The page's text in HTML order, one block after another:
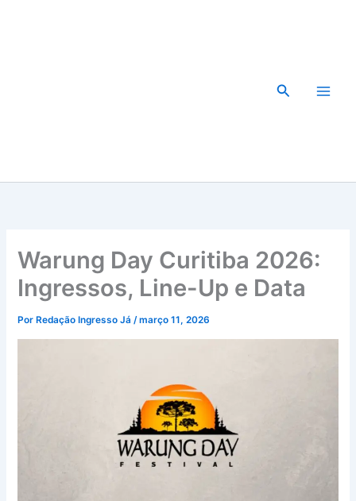
Pesquisar
Warung Day Curitiba 2026:
Ingressos, Line-Up e Data
Por Redação Ingresso Já/março 11, 2026